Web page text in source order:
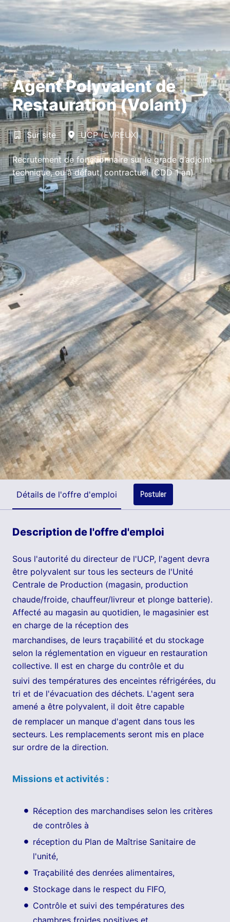
Agent Polyvalent de
Restauration (Volant)
Sur site UCP(EVREUX)
Recrutement de fonctionnaire sur le grade d’adjoint
technique, ou à défaut, contractuel (CDD 1 an)
Détails de l'offre d'emploi Postuler
Description de l'offre d'emploi
Sous l'autorité du directeur de l'UCP, l'agent devra
être polyvalent sur tous les secteurs de l'Unité
Centrale de Production (magasin, production
chaude/froide, chauffeur/livreur et plonge batterie).
Affecté au magasin au quotidien, le magasinier est
en charge de la réception des
marchandises, de leurs traçabilité et du stockage
selon la réglementation en vigueur en restauration
collective. Il est en charge du contrôle et du
suivi des températures des enceintes réfrigérées, du
tri et de l'évacuation des déchets. L'agent sera
amené a être polyvalent, il doit être capable
de remplacer un manque d'agent dans tous les
secteurs. Les remplacements seront mis en place
sur ordre de la direction.
Missions et activités :
Réception des marchandises selon les critères
de contrôles à
réception du Plan de Maîtrise Sanitaire de
l'unité,
Traçabilité des denrées alimentaires,
Stockage dans le respect du FIFO,
Contrôle et suivi des températures des
chambres froides positives et